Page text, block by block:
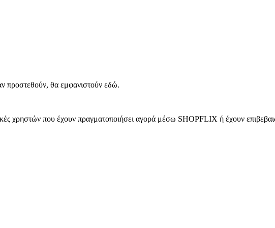
προστεθούν, θα εμφανιστούν εδώ.
χρηστών που έχουν πραγματοποιήσει αγορά μέσω SHOPFLIX ή έχουν